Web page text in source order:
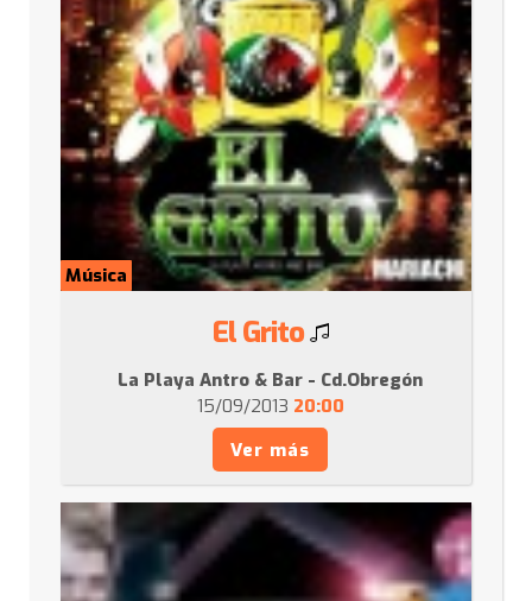
Música
El Grito
La Playa Antro & Bar - Cd.Obregón
15/09/2013 20:00
Ver más